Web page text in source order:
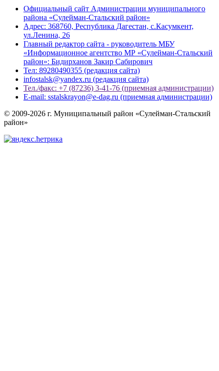
Официальный сайт Администрации муниципального
района «Сулейман-Стальский район»
Адрес: 368760, Республика Дагестан, с.Касумкент,
ул.Ленина, 26
Главный редактор сайта - руководитель МБУ
«Информационное агентство МР «Сулейман-Стальский
район»: Бидирханов Закир Сабирович
Тел: 89280490355 (редакция сайта)
infostalsk@yandex.ru (редакция сайта)
Тел./факс: +7 (87236) 3-41-76 (приемная администрации)
E-mail: sstalskrayon@e-dag.ru (приемная администрации)
© 2009-2026 г. Муниципальный район «Сулейман-Стальский
район»